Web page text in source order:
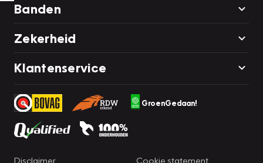
Banden
Zekerheid
Klantenservice
GroenGedaan!
Disclaimer Cookie statement